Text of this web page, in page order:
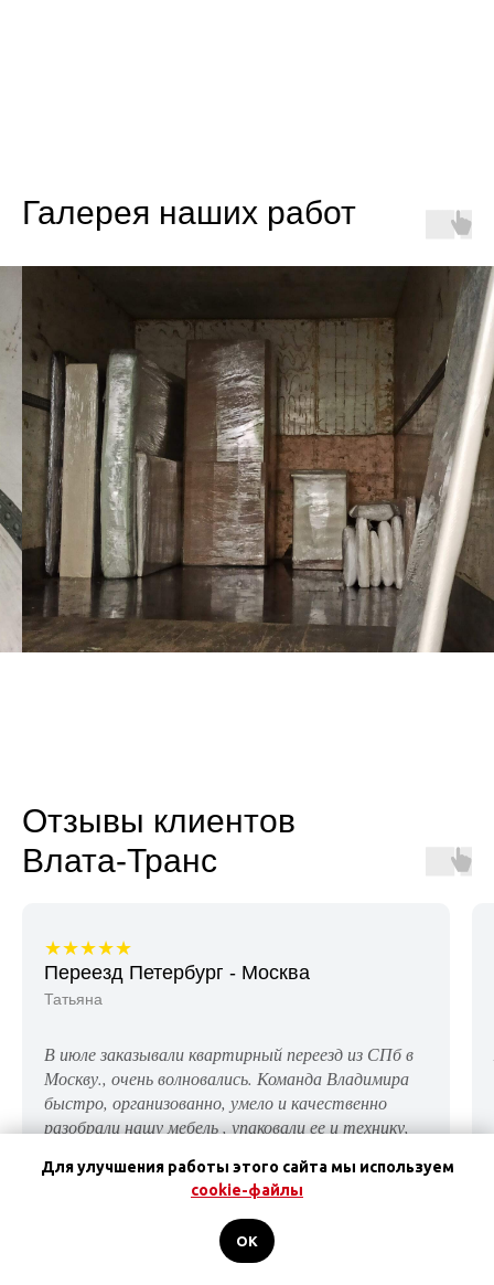
Галерея наших работ
Отзывы клиентов
Влата-Транс
★★★★★
Переезд Петербург - Москва
Татьяна
В июле заказывали квартирный переезд из СПб в
Москву., очень волновались. Команда Владимира
быстро, организованно, умело и качественно
разобрали нашу мебель , упаковали ее и технику,
и техника не испортились за дорогу. Спасибо
огромное команде ребят! Ваши услуги и сервис на
ВЫСШЕМ уровне!!!Непременно буду
рекомендовать вас при необходимости! Успехов ,
Для улучшения работы этого сайта мы используем
cookie-файлы
OK